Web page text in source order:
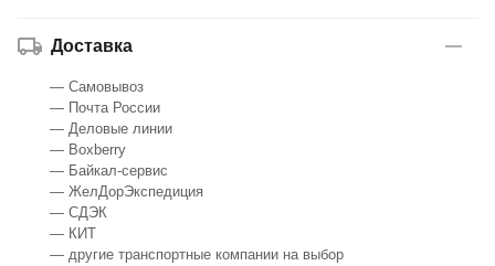
Доставка
— Самовывоз
— Почта России
— Деловые линии
— Boxberry
— Байкал-сервис
— ЖелДорЭкспедиция
— СДЭК
— КИТ
— другие транспортные компании на выбор